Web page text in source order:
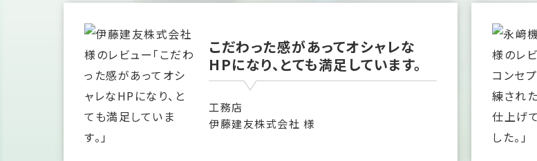
こだわった感があってオシャレな
HPになり、とても満足しています。
工務店
伊藤建友株式会社 様